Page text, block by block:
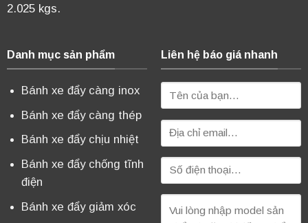
2.025 kgs.
Danh mục sản phẩm
Bánh xe đẩy càng inox
Bánh xe đẩy càng thép
Bánh xe đẩy chịu nhiệt
Bánh xe đẩy chống tĩnh
điện
Bánh xe đẩy giảm xóc
Liên hệ báo giá nhanh